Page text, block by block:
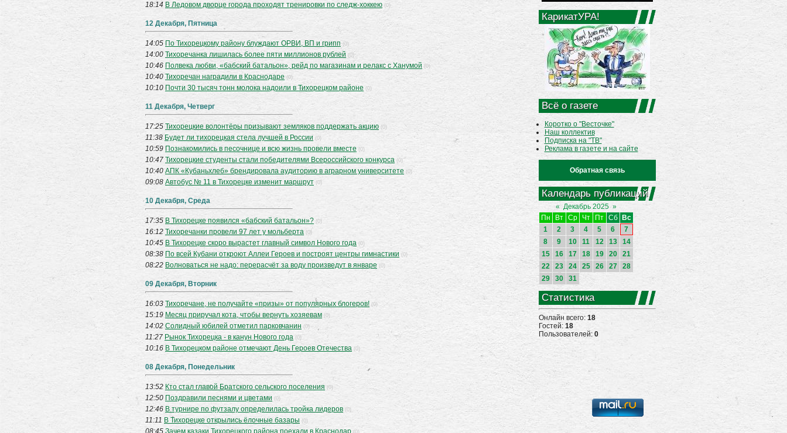
КарикатУРА!
Всё о газете
Коротко о "Весточке"
Наш коллектив
Подписка на "ТВ"
Реклама в газете и на сайте
Обратная связь
Календарь публикаций
« Декабрь 2025 »
Пн
Вт Ср Чт Пт Сб
Вс
1
2 3 4 5 6
7
8
9 10 11 12 13
14
15
16 17 18 19 20
21
22
23 24 25 26 27
28
29
30 31
Статистика
Онлайн всего: 18
Гостей: 18
Пользователей:0
18:14 В Ледовом дворце города проходят тренировки по следж-хоккею (0)
12 Декабря, Пятница
14:05 По Тихорецкому району блуждают ОРВИ, ВП и грипп (0)
14:00 Тихоречанка лишилась более пяти миллионов рублей (0)
10:46 Полвека любви, «бабский батальон», рейд по магазинам и релакс с Ханумой (0)
10:40 Тихоречан наградили в Краснодаре (0)
10:10 Почти 30 тысяч тонн молока надоили в Тихорецком районе (0)
11 Декабря, Четверг
17:25 Тихорецкие волонтёры призывают земляков поддержать акцию (0)
11:38 Будет ли тихорецкая стела лучшей в России (0)
10:59 Познакомились в песочнице и всю жизнь провели вместе (0)
10:47 Тихорецкие студенты стали победителями Всероссийского конкурса (0)
10:40 АПК «Кубаньхлеб» брендировала аудиторию в аграрном университете (0)
09:08 Автобус № 11 в Тихорецке изменит маршрут (0)
10 Декабря, Среда
17:35 В Тихорецке появился «бабский батальон»? (0)
16:12 Тихоречанки провели 97 лет у мольберта (0)
10:45 В Тихорецке скоро вырастет главный символ Нового года (0)
08:38 По всей Кубани откроют Аллеи Героев и построят центры гимнастики (0)
08:22 Волноваться не надо: перерасчёт за воду произведут в январе (0)
09 Декабря, Вторник
16:03 Тихоречане, не получайте «призы» от популярных блогеров! (0)
15:19 Месяц приручал кота, чтобы вернуть хозяевам (0)
14:02 Солидный юбилей отметил парковчанин (0)
11:27 Рынок Тихорецка - в канун Нового года (0)
10:16 В Тихорецком районе отмечают День Героев Отечества (0)
08 Декабря, Понедельник
13:52 Кто стал главой Братского сельского поселения (0)
12:50 Поздравили песнями и цветами (0)
12:46 В турнире по футзалу определилась тройка лидеров (0)
11:11 В Тихорецке открылись ёлочные базары (0)
08:45 Зачем казаки Тихорецкого района поехали в Краснодар (0)